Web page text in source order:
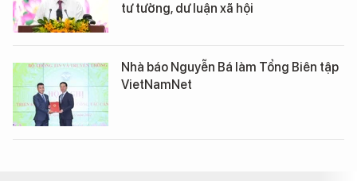
tư tưởng, dư luận xã hội
Nhà báo Nguyễn Bá làm Tổng Biên tập
VietNamNet